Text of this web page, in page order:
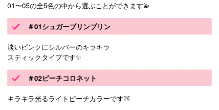
01〜05の全5色の中から選ぶことができます💫
＃01シュガーブリンブリン
淡いピンクにシルバーのキラキラ
スティックタイプです✨
＃02ピーチコロネット
キラキラ光るライトピーチカラーです🍑